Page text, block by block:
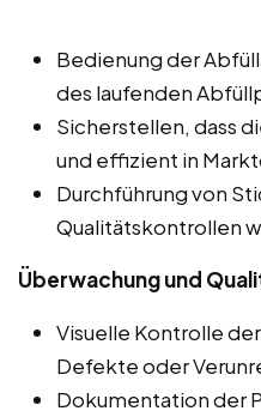
Bedienung der
des laufenden
Sicherstellen, dass
und effizient in
Durchführung von
Qualitätskontrollen
Überwachung und
Visuelle Kontrolle
Defekte oder
Dokumentation der